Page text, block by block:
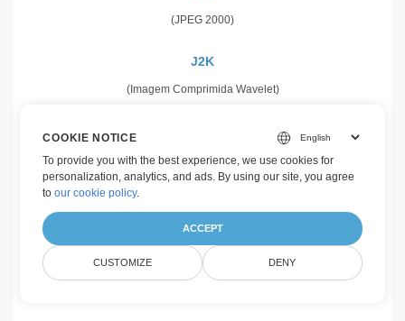
(JPEG 2000)
J2K
(Imagem Comprimida Wavelet)
(Gráficos Portáteis de Rede)
(Imagem da Web Raster)
WMF
COOKIE NOTICE
To provide you with the best experience, we use cookies for
personalization, analytics, and ads. By using our site, you agree
toour cookie policy.
ACCEPT
CUSTOMIZE DENY